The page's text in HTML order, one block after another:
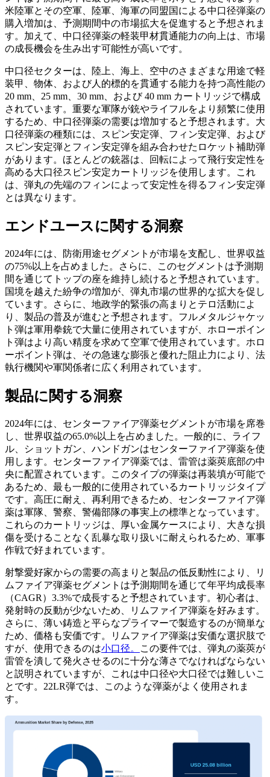
米陸軍とその空軍、陸軍、海軍の同盟国による中口径弾薬の
購入増加は、予測期間中の市場拡大を促進すると予想されま
す。加えて、中口径弾薬の軽装甲材貫通能力の向上は、市場
の成長機会を生み出す可能性が高いです。
中口径セクターは、陸上、海上、空中のさまざまな用途で軽
装甲、物体、および人的標的を貫通する能力を持つ高性能の
20 mm、25 mm、30 mm、および 40 mm カートリッジで構成
されています。重要な軍隊が銃やライフルをより頻繁に使用
するため、中口径弾薬の需要は増加すると予想されます。大
口径弾薬の種類には、スピン安定弾、フィン安定弾、および
スピン安定弾とフィン安定弾を組み合わせたロケット補助弾
があります。ほとんどの銃器は、回転によって飛行安定性を
高める大口径スピン安定カートリッジを使用します。これ
は、弾丸の先端のフィンによって安定性を得るフィン安定弾
とは異なります。
エンドユースに関する洞察
2024年には、防衛用途セグメントが市場を支配し、世界収益
の75%以上を占めました。さらに、このセグメントは予測期
間を通じてトップの座を維持し続けると予想されています。
国境を越えた紛争の増加が、弾丸市場の世界的な拡大を促し
ています。さらに、地政学的緊張の高まりとテロ活動によ
り、製品の普及が進むと予想されます。フルメタルジャケッ
ト弾は軍用拳銃で大量に使用されていますが、ホローポイン
ト弾はより高い精度を求めて空軍で使用されています。ホロ
ーポイント弾は、その急速な膨張と優れた阻止力により、法
執行機関や軍関係者に広く利用されています。
製品に関する洞察
2024年には、センターファイア弾薬セグメントが市場を席巻
し、世界収益の65.0%以上を占めました。一般的に、ライフ
ル、ショットガン、ハンドガンはセンターファイア弾薬を使
用します。センターファイア弾薬では、雷管は薬莢底部の中
央に配置されています。このタイプの弾薬は再装填が可能で
あるため、最も一般的に使用されているカートリッジタイプ
です。高圧に耐え、再利用できるため、センターファイア弾
薬は軍隊、警察、警備部隊の事実上の標準となっています。
これらのカートリッジは、厚い金属ケースにより、大きな損
傷を受けることなく乱暴な取り扱いに耐えられるため、軍事
作戦で好まれています。
射撃愛好家からの需要の高まりと製品の低反動性により、リ
ムファイア弾薬セグメントは予測期間を通じて年平均成長率
（CAGR）3.3%で成長すると予想されています。初心者は、
発射時の反動が少ないため、リムファイア弾薬を好みます。
さらに、薄い鋳造と平らなプライマーで製造するのが簡単な
ため、価格も安価です。リムファイア弾薬は安価な選択肢で
すが、使用できるのは小口径。
この要件では、弾丸の薬莢が
雷管を潰して発火させるのに十分な薄さでなければならない
と説明されていますが、これは中口径や大口径では難しいこ
とです。22LR弾では、このような弾薬がよく使用されま
す。